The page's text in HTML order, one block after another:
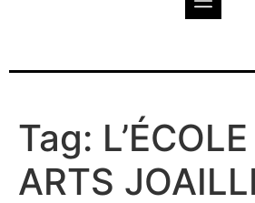
Tag:
ARTS